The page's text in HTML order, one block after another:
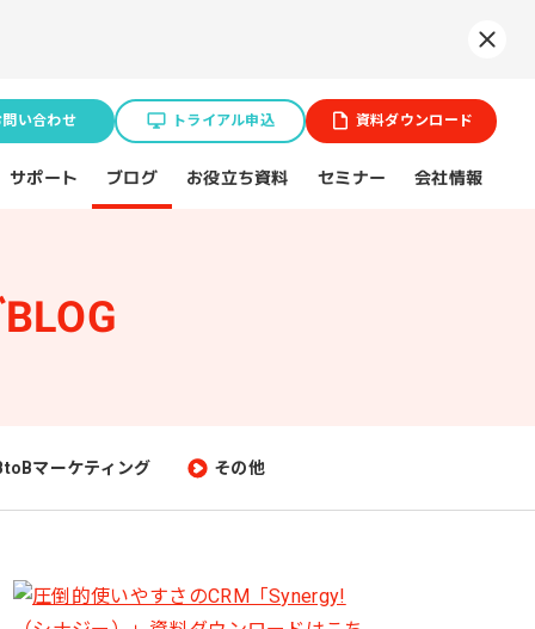
問い合わせ トライアル申込 資料ダウンロード
ン
金融機関・地方銀行
サポート ブログ お役立ち資料 セミナー 会社情報
マーケティング その他